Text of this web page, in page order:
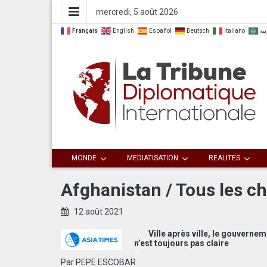
mercredi, 5 août 2026
Français English Español Deutsch Italiano
La Tribune
Diplomatique
Internationale
MONDE MEDIATISATION REALITES
Afghanistan / Tous les
12 août 2021
Ville après ville, le
n’est toujours pas claire
Par PEPE ESCOBAR